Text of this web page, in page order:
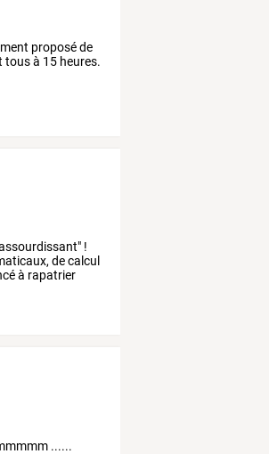
proposé de
tous à 15 heures.
!
decalcul
à rapatrier
......